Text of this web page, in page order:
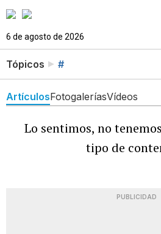
6 de agosto de 2026
Tópicos #
ArtículosFotogaleríasVídeos
Lo sentimos, no
tipo de
PUBLICIDAD